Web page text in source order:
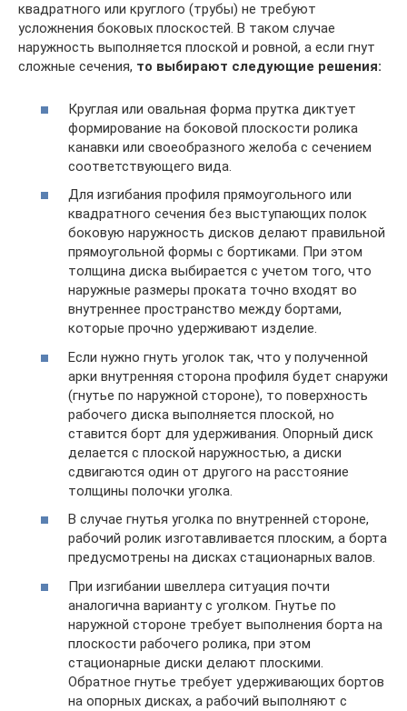
квадратного или круглого (трубы) не требуют
усложнения боковых плоскостей. В таком случае
наружность выполняется плоской и ровной, а если гнут
сложные сечения, то выбирают следующие решения:
Круглая или овальная форма прутка диктует
формирование на боковой плоскости ролика
канавки или своеобразного желоба с сечением
соответствующего вида.
Для изгибания профиля прямоугольного или
квадратного сечения без выступающих полок
боковую наружность дисков делают правильной
прямоугольной формы с бортиками. При этом
толщина диска выбирается с учетом того, что
наружные размеры проката точно входят во
внутреннее пространство между бортами,
которые прочно удерживают изделие.
Если нужно гнуть уголок так, что у полученной
арки внутренняя сторона профиля будет снаружи
(гнутье по наружной стороне), то поверхность
рабочего диска выполняется плоской, но
ставится борт для удерживания. Опорный диск
делается с плоской наружностью, а диски
сдвигаются один от другого на расстояние
толщины полочки уголка.
В случае гнутья уголка по внутренней стороне,
рабочий ролик изготавливается плоским, а борта
предусмотрены на дисках стационарных валов.
При изгибании швеллера ситуация почти
аналогична варианту с уголком. Гнутье по
наружной стороне требует выполнения борта на
плоскости рабочего ролика, при этом
стационарные диски делают плоскими.
Обратное гнутье требует удерживающих бортов
на опорных дисках, а рабочий выполняют с